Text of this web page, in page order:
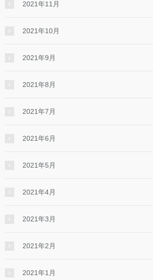
2021年11月
2021年10月
2021年9月
2021年8月
2021年7月
2021年6月
2021年5月
2021年4月
2021年3月
2021年2月
2021年1月